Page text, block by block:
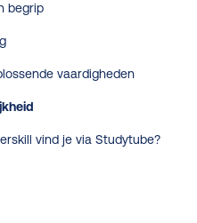
begrip
vaardigheden
vind je via Studytube?